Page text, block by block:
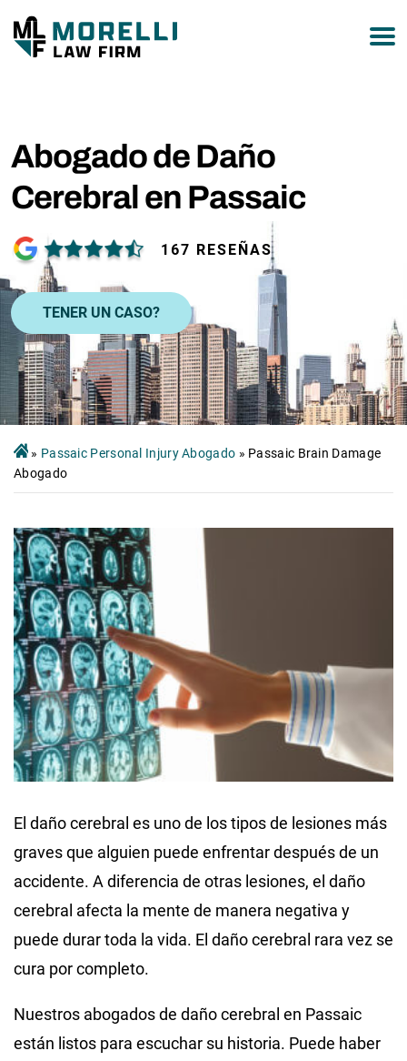
Abogado de Daño
Cerebral en Passaic
167 RESEÑAS
TENER UN CASO?
» Passaic Personal Injury Abogado » Passaic Brain Damage
Abogado
El daño cerebral es uno de los tipos de lesiones más
graves que alguien puede enfrentar después de un
accidente. A diferencia de otras lesiones, el daño
cerebral afecta la mente de manera negativa y
puede durar toda la vida. El daño cerebral rara vez se
cura por completo.
Nuestros abogados de daño cerebral en Passaic
están listos para escuchar su historia. Puede haber